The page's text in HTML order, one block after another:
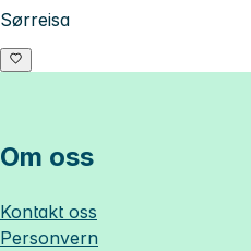
Sørreisa
Om oss
Kontakt oss
Personvern